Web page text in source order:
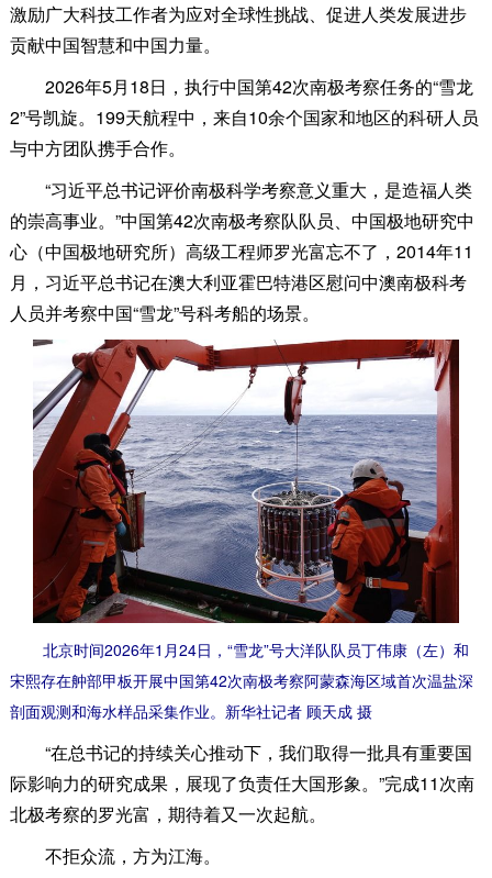
激励广大科技工作者为应对全球性挑战、促进人类发展进步
贡献中国智慧和中国力量。
2026年5月18日，执行中国第42次南极考察任务的“雪龙
2”号凯旋。199天航程中，来自10余个国家和地区的科研人员
与中方团队携手合作。
“习近平总书记评价南极科学考察意义重大，是造福人类
的崇高事业。”中国第42次南极考察队队员、中国极地研究中
心（中国极地研究所）高级工程师罗光富忘不了，2014年11
月，习近平总书记在澳大利亚霍巴特港区慰问中澳南极科考
人员并考察中国“雪龙”号科考船的场景。
北京时间2026年1月24日，“雪龙”号大洋队队员丁伟康（左）和
宋熙存在舯部甲板开展中国第42次南极考察阿蒙森海区域首次温盐深
剖面观测和海水样品采集作业。新华社记者 顾天成 摄
“在总书记的持续关心推动下，我们取得一批具有重要国
际影响力的研究成果，展现了负责任大国形象。”完成11次南
北极考察的罗光富，期待着又一次起航。
不拒众流，方为江海。